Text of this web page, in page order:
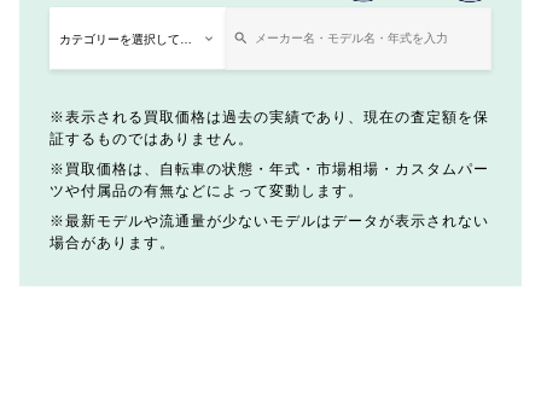
表示される買取価格は過去の実績であり、現在の査定額を保
証するものではありません。
買取価格は、自転車の状態・年式・市場相場・カスタムパー
ツや付属品の有無などによって変動します。
最新モデルや流通量が少ないモデルはデータが表示されない
場合があります。